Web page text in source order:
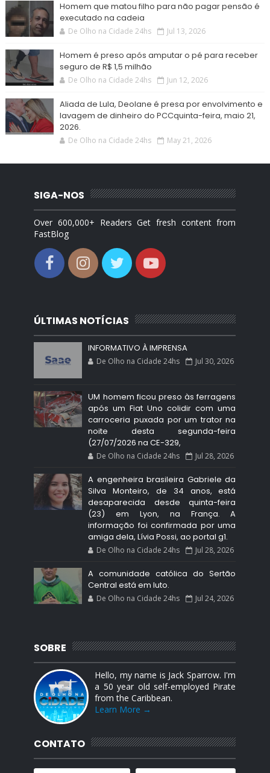
Homem que matou filho para não pagar pensão é
executado na cadeia
De Olho na Cidade 24hs Jul 13, 2026
Homem é preso após amputar o pé para receber
seguro de R$ 1,5 milhão
De Olho na Cidade 24hs Jun 12, 2026
Aliada de Lula, Deolane é presa por envolvimento e
lavagem de dinheiro do PCCquinta-feira, maio 21,
2026.
De Olho na Cidade 24hs May 21, 2026
SIGA-NOS
Over 600,000+ Readers Get fresh content from
FastBlog
ÚLTIMAS NOTÍCIAS
INFORMATIVO À IMPRENSA
De Olho na Cidade 24hs Jul 30, 2026
UM homem ficou preso às ferragens
após um Fiat Uno colidir com uma
carroceria puxada por um trator na
noite desta segunda-feira
(27/07/2026 na CE-329,
De Olho na Cidade 24hs Jul 28, 2026
A engenheira brasileira Gabriele da
Silva Monteiro, de 34 anos, está
desaparecida desde quinta-feira
(23) em Lyon, na França. A
informação foi confirmada por uma
amiga dela, Lívia Possi, ao portal g1.
De Olho na Cidade 24hs Jul 28, 2026
A comunidade católica do Sertão
Central está em luto.
De Olho na Cidade 24hs Jul 24, 2026
SOBRE
Hello, my name is Jack Sparrow. I'm
a 50 year old self-employed Pirate
from the Caribbean.
Learn More →
CONTATO